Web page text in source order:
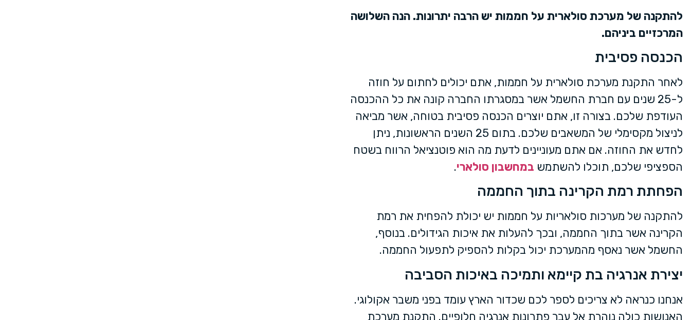
להתקנה של מערכת סולארית על חממות יש הרבה יתרונות. הנה השלושה
המרכזיים ביניהם.
הכנסה פסיבית
לאחר התקנת מערכת סולארית על חממות, אתם יכולים לחתום על חוזה
ל-25 שנים עם חברת החשמל אשר במסגרתו החברה קונה את כל ההכנסה
העודפת שלכם. בצורה זו, אתם יוצרים הכנסה פסיבית בטוחה, אשר מביאה
לניצול מקסימלי של המשאבים שלכם. בתום 25 השנים הראשונות, ניתן
לחדש את החוזה. אם אתם מעוניינים לדעת מה הוא פוטנציאל הרווח בשטח
הספציפי שלכם, תוכלו להשתמש במחשבון סולארי.
הפחתת רמת הקרינה בתוך החממה
להתקנה של מערכות סולאריות על חממות יש יכולת להפחית את רמת
הקרינה אשר בתוך החממה, ובכך להעלות את איכות הגידולים. בנוסף,
החשמל אשר נאסף מהמערכת יכול בקלות להספיק לתפעול החממה.
יצירת אנרגיה בת קיימא ותמיכה באיכות הסביבה
אנחנו כנראה לא צריכים לספר לכם שכדור הארץ עומד בפני משבר אקולוגי.
האנושות כולה נוהרת אל עבר פתרונות אנרגיה חלופיים. התקנת מערכת